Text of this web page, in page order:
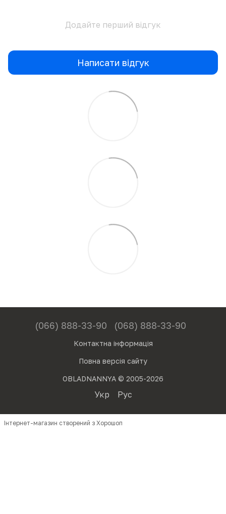
Додайте перший відгук
Написати відгук
(066) 888-33-90 (068) 888-33-90
Контактна інформація
Повна версія сайту
OBLADNANNYA © 2005-2026
Укр Рус
Інтернет-магазин створений з Хорошоп